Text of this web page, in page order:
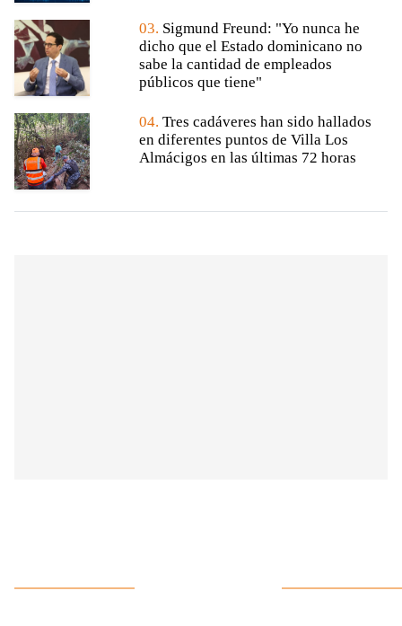
03. Sigmund Freund: "Yo nunca he
dicho que el Estado dominicano no
sabe la cantidad de empleados
públicos que tiene"
04. Tres cadáveres han sido hallados
en diferentes puntos de Villa Los
Almácigos en las últimas 72 horas